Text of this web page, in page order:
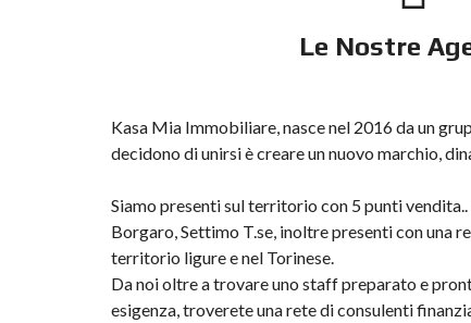
Le Nostre
Kasa Mia Immobiliare, nasce nel 2016 da un
decidono di unirsi è creare un nuovo marchio,
Siamo presenti sul territorio con 5 punti vendita..
Borgaro, Settimo T.se, inoltre presenti con una
territorio ligure e nel Torinese.
Da noi oltre a trovare uno staff preparato e
esigenza, troverete una rete di consulenti